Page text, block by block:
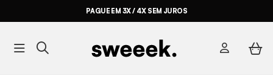
PAGUE EM 3X / 4X SEM JUROS